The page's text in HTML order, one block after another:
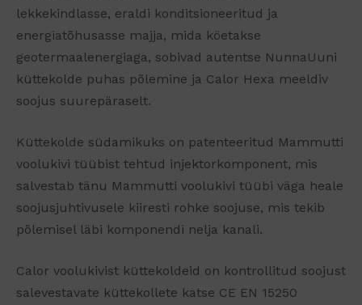
lekkekindlasse, eraldi konditsioneeritud ja
energiatõhusasse majja, mida köetakse
geotermaalenergiaga, sobivad autentse NunnaUuni
küttekolde puhas põlemine ja Calor Hexa meeldiv
soojus suurepäraselt.
Küttekolde südamikuks on patenteeritud Mammutti
voolukivi tüübist tehtud injektorkomponent, mis
salvestab tänu Mammutti voolukivi tüübi väga heale
soojusjuhtivusele kiiresti rohke soojuse, mis tekib
põlemisel läbi komponendi nelja kanali.
Calor voolukivist küttekoldeid on kontrollitud soojust
salevestavate küttekollete katse CE EN 15250